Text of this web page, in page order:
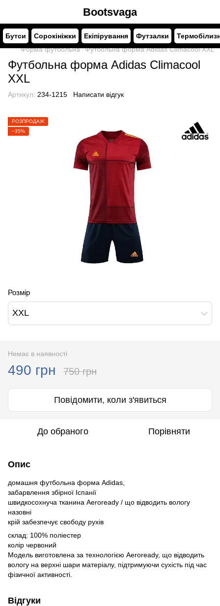
Bootsvaga
Бутси Сорокініжки Екіпірування Футзалки
Форма футбольна
Футбольна форма Adidas Climacool XXL
Футбольна форма Adidas Climacool
XXL
Артикул: 234-1215 Написати відгук
РОЗПРОДАЖ
−35%
Розмір
XXL
Немає в наявності
490 грн 750 грн
Повідомити, коли з'явиться
До обраного Порівняти
Опис
домашня футбольна форма Adidas,
забарвлення збірної Іспанії
швидкосохнуча тканина Aeroready / що відводить вологу
назовні
крій забезпечує свободу рухів
склад: 100% поліестер
колір червоний
Модель виготовлена за технологією Aeroready, що відводить
вологу на верхні шари матеріалу, підтримуючи сухість під час
фізичної активності.
Відгуки